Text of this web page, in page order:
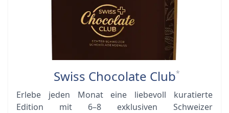
Swiss Chocolate Club*
Erlebe jeden Monat eine liebevoll kuratierte
Edition mit 6–8 exklusiven Schweizer